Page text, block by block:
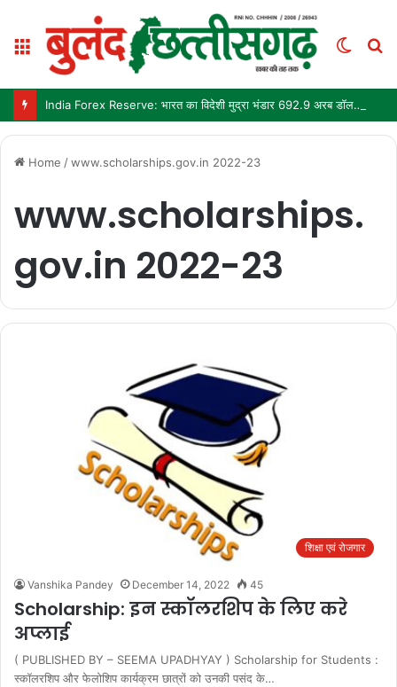
Menu
Switch
India Forex Reserve: भारत का विदेशी मुद्रा भंडार 692.9 अरब डॉलर पहुंचा, छह महीने में सबसे बड़ी साप्ताहिक बढ़त
Home /www.scholarships.gov.in 2022-23
www.scholarships.
gov.in 2022-23
शिक्षा एवं रोजगार
Vanshika Pandey December 14, 2022 45
Scholarship: इन स्कॉलरशिप के लिए करे
अप्लाई
( PUBLISHED BY – SEEMA UPADHYAY ) Scholarship for Students :
स्कॉलरशिप और फेलोशिप कार्यक्रम छात्रों को उनकी पसंद के…